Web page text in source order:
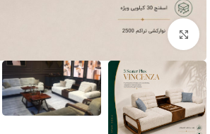
برای بزرگنمایی کلیک کنید